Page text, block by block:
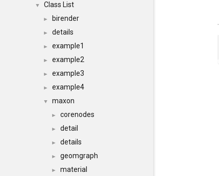
▼ Class List
► birender
► details
► example1
► example2
► example3
► example4
▼ maxon
► corenodes
► detail
► details
► geomgraph
► material